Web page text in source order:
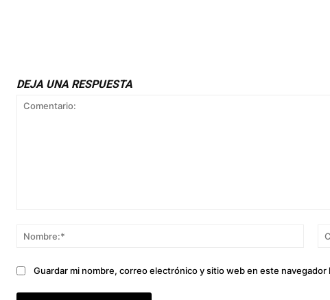
DEJA UNA RESPUESTA
Guardar mi nombre, correo electrónico y sitio web en este navegador